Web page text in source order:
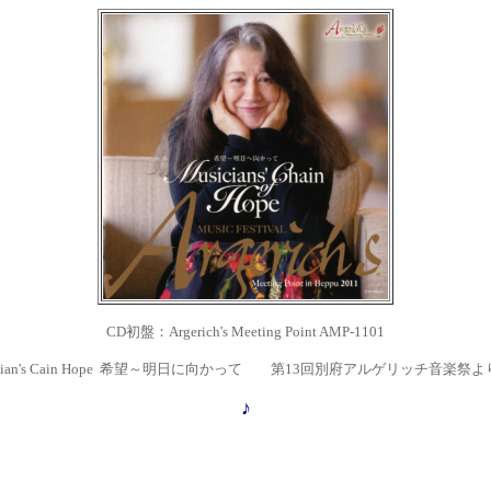
CD初盤：Argerich's Meeting Point AMP-1101
Cain Hope 希望～明日に向かって 第13回別府アルゲリッチ音楽祭よ
♪